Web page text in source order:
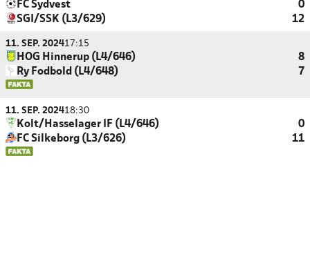
FC Sydvest
0
SGI/SSK (L3/629)
12
11. SEP. 202417:15
HOG Hinnerup (L4/646)
8
Ry Fodbold (L4/648)
7
11. SEP. 202418:30
Kolt/Hasselager IF (L4/646)
0
FC Silkeborg (L3/626)
11